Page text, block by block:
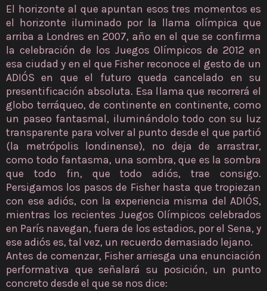
El horizonte al que apuntan esos tres momentos es
el horizonte iluminado por la llama olímpica que
arriba a Londres en 2007, año en el que se confirma
la celebración de los Juegos Olímpicos de 2012 en
esa ciudad y en el que Fisher reconoce el gesto de un
ADIÓS en que el futuro queda cancelado en su
presentificación absoluta. Esa llama que recorrerá el
globo terráqueo, de continente en continente, como
un paseo fantasmal, iluminándolo todo con su luz
transparente para volver al punto desde el que partió
(la metrópolis londinense), no deja de arrastrar,
como todo fantasma, una sombra, que es la sombra
que todo fin, que todo adiós, trae consigo.
Persigamos los pasos de Fisher hasta que tropiezan
con ese adiós, con la experiencia misma del ADIÓS,
mientras los recientes Juegos Olímpicos celebrados
en París navegan, fuera de los estadios, por el Sena, y
ese adiós es, tal vez, un recuerdo demasiado lejano.
Antes de comenzar, Fisher arriesga una enunciación
performativa que señalará su posición, un punto
concreto desde el que se nos dice: